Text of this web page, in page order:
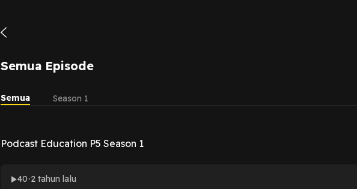
Semua Episode
Semua Season 1
Podcast Education P5 Season 1
40 2 tahun lalu